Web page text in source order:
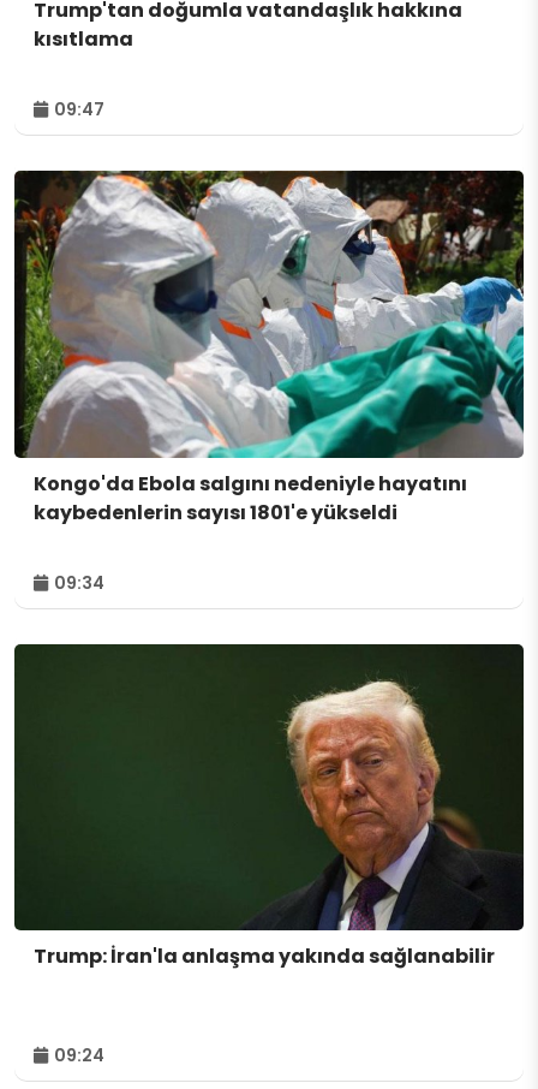
Trump'tan doğumla vatandaşlık hakkına
kısıtlama
09:47
Kongo'da Ebola salgını nedeniyle hayatını
kaybedenlerin sayısı 1801'e yükseldi
09:34
Trump: İran'la anlaşma yakında sağlanabilir
09:24